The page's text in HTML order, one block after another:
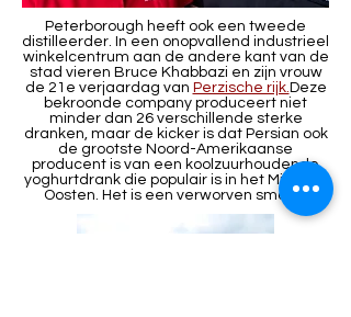
Peterborough heeft ook een tweede
distilleerder. In een onopvallend industrieel
winkelcentrum aan de andere kant van de
stad vieren Bruce Khabbazi en zijn vrouw
de 21e verjaardag van Perzische rijk. Deze
bekroonde company produceert niet
minder dan 26 verschillende sterke
dranken, maar de kicker is dat Persian ook
de grootste Noord-Amerikaanse
producent is van een koolzuurhoudende
yoghurtdrank die populair is in het Midden-
Oosten. Het is een verworven smaak.